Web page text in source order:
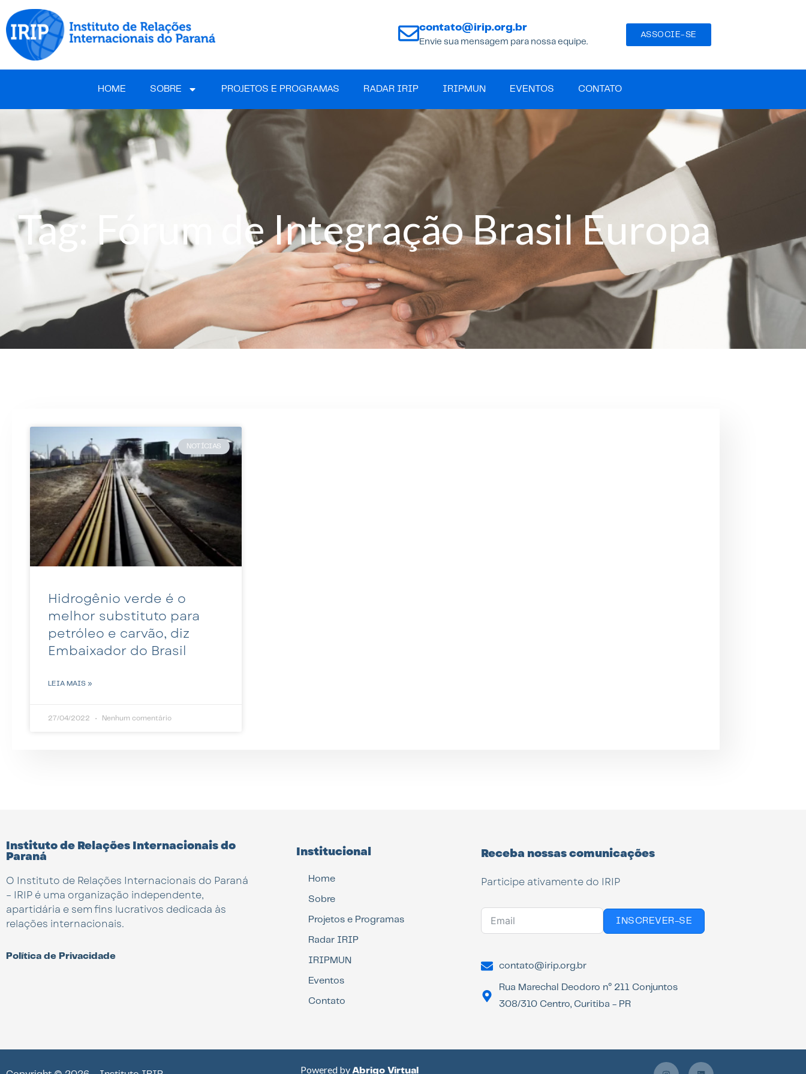
contato@irip.org.br
Envie sua mensagem para nossa equipe.
ASSOCIE-SE
HOME SOBRE PROJETOS E PROGRAMAS RADAR IRIP IRIPMUN EVENTOS CONTATO
Tag: Fórum de Integração Brasil Europa
NOTÍCIAS
Hidrogênio verde é o
melhor substituto para
petróleo e carvão, diz
Embaixador do Brasil
LEIA MAIS »
27/04/2022 Nenhum comentário
Instituto de Relações Internacionais do
Paraná
O Instituto de Relações Internacionais do Paraná
– IRIP é uma organização independente,
apartidária e sem fins lucrativos dedicada às
relações internacionais.
Política de Privacidade
Institucional
Home
Sobre
Projetos e Programas
Radar IRIP
IRIPMUN
Eventos
Contato
Receba nossas comunicações
Participe ativamente do IRIP
INSCREVER-SE
contato@irip.org.br
Rua Marechal Deodoro n° 211 Conjuntos
308/310 Centro, Curitiba - PR
Powered by Abrigo Virtual